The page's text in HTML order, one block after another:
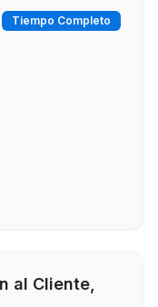
Tiempo Completo
al Cliente,